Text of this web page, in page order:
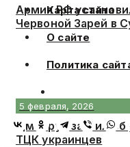
Карта сайта
О сайте
Политика
Армия РФ
Червоной Зарей в
5 февраля, 2026
Дмитрук заявил
ТЦК украинцев